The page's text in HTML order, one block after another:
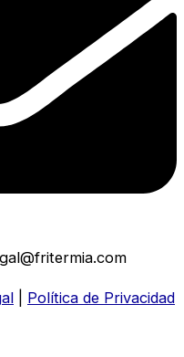
Política de Privacidad